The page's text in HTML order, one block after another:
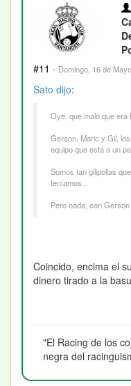
#11 · Domingo, 16 de
Sato dijo:
Oye, que malo que era
Gerson, Maric y Gil,
equipo que está a un
Somos tan gilipollas
teníamos...
Pero nada, con
Coincido, encima el
dinero tirado a la
"El Racing de los
negra del